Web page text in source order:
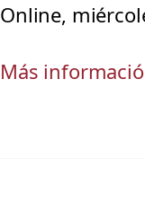
Online,
Más